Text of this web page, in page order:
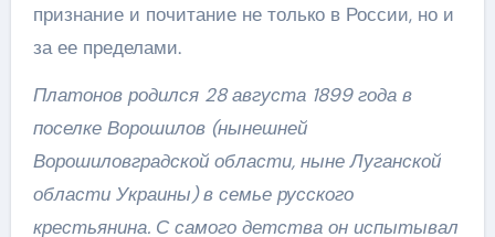
признание и почитание не только в России, но и
за ее пределами.
Платонов родился 28 августа 1899 года в
поселке Ворошилов (нынешней
Ворошиловградской области, ныне Луганской
области Украины) в семье русского
крестьянина. С самого детства он испытывал